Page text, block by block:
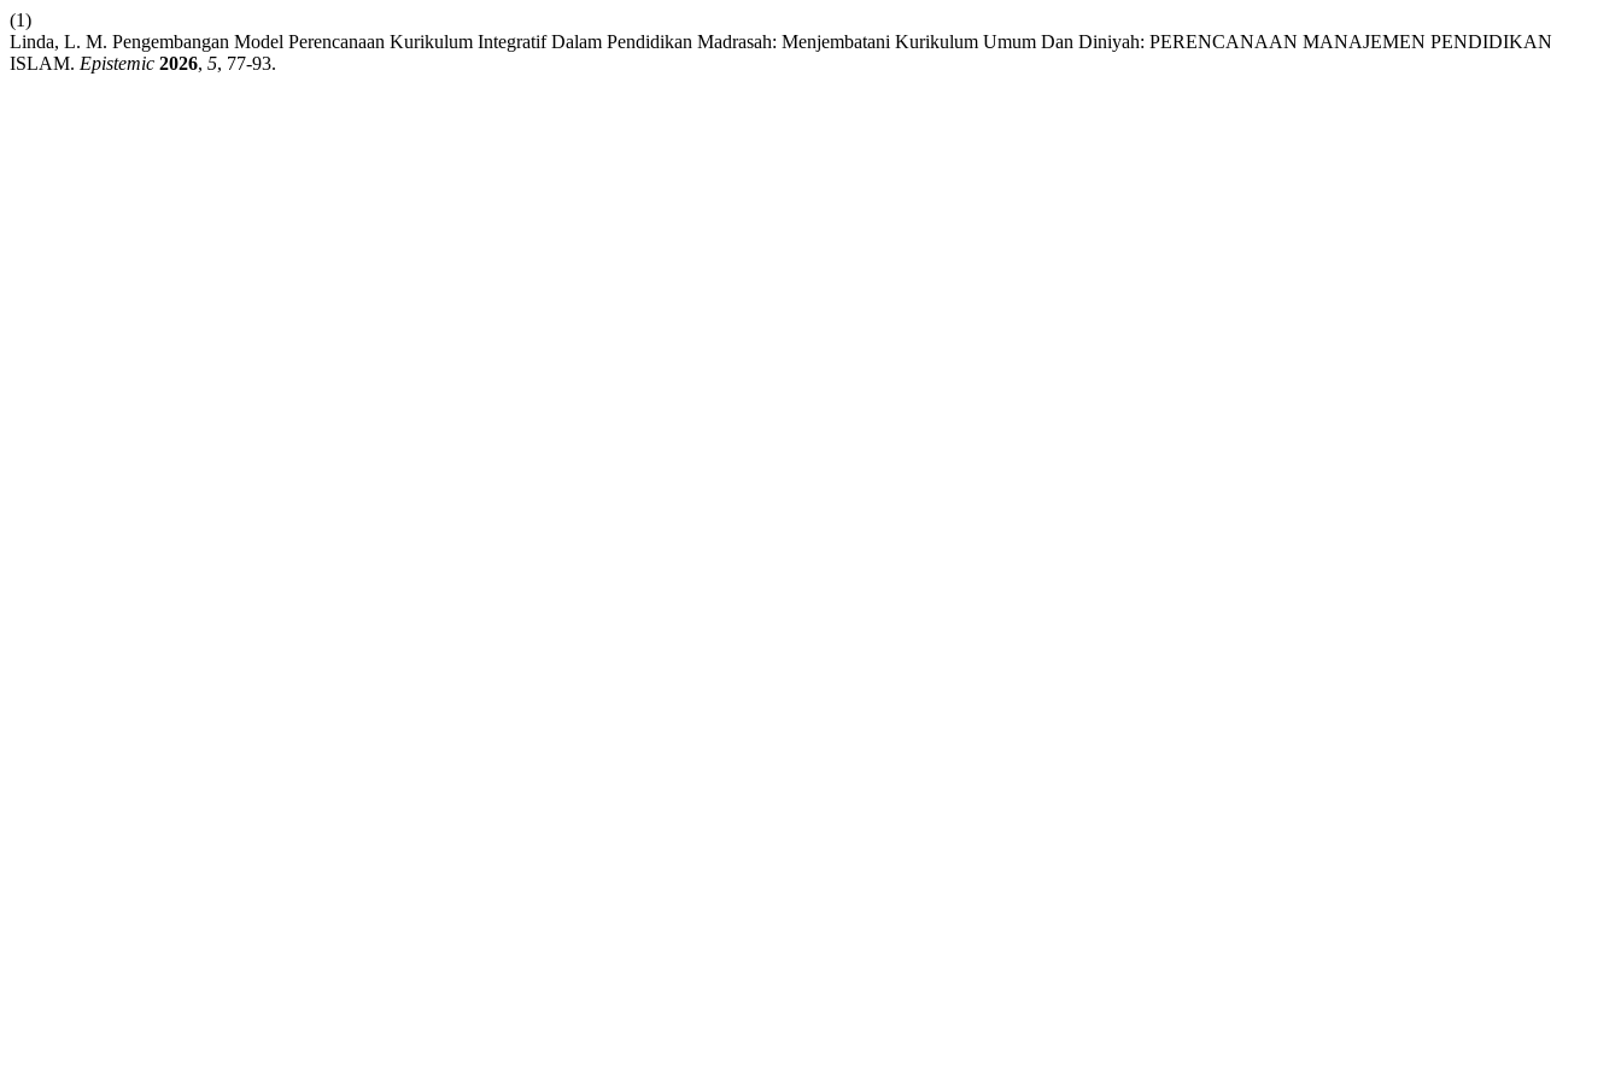
(1)
Linda, L. M. Pengembangan Model Perencanaan Kurikulum Integratif Dalam Pendidikan Madrasah: Menjembatani Kurikulum Umum Dan Diniyah: PERENCANAAN MANAJEMEN PENDIDIKAN
ISLAM. Epistemic 2026, 5, 77-93.